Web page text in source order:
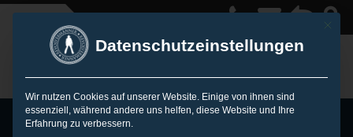
MENU
Mit
Datenschutzeinstellungen
Wir nutzen Cookies auf unserer Website. Einige von ihnen sind
essenziell, während andere uns helfen, diese Website und Ihre
Erfahrung zu verbessern.